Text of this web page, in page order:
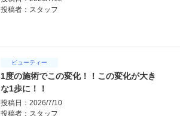
投稿者： スタッフ
ビューティー
1度の施術でこの変化！！この変化が大き
な1歩に！！
投稿日：2026/7/10
投稿者： スタッフ